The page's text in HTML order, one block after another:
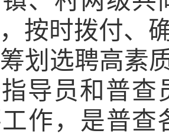
按时拨付、
划选聘高素
导员和普查
作，是普查